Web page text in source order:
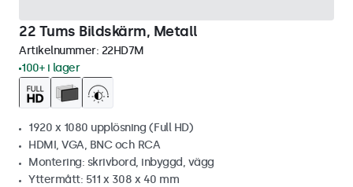
22 Tums Bildskärm, Metall
Artikelnummer: 22HD7M
100+ i lager
1920 x 1080 upplösning (Full HD)
HDMI, VGA, BNC och RCA
Montering: skrivbord, inbyggd, vägg
Yttermått: 511 x 308 x 40 mm